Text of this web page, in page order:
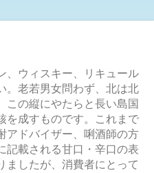
、ウィスキー、リキュール
。老若男女問わず、北は北
この縦にやたらと長い島国
を成すものです。これまで
アドバイザー、唎酒師の方
記載される甘口・辛口の表
ましたが、消費者にとって